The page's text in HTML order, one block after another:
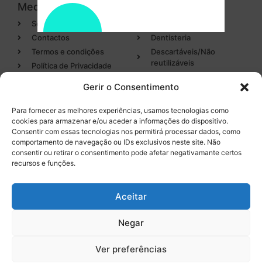
Gerir o Consentimento
Para fornecer as melhores experiências, usamos tecnologias como
cookies para armazenar e/ou aceder a informações do dispositivo.
Consentir com essas tecnologias nos permitirá processar dados, como
comportamento de navegação ou IDs exclusivos neste site. Não
consentir ou retirar o consentimento pode afetar negativamante certos
recursos e funções.
Aceitar
Negar
Ver preferências
Medicamark
Sobre
Contactos
Termos e condições
Política de Privacidade
Dentisteria
Descartáveis/Não
reutilizáveis
Desinfectantes
Categorias
Endodontia
Higiene Oral
Entregas em 24h
de produtos em stock
nacional)
Licença INFARMED Nº 220/DM2016Resolução de conflitos de Consumo